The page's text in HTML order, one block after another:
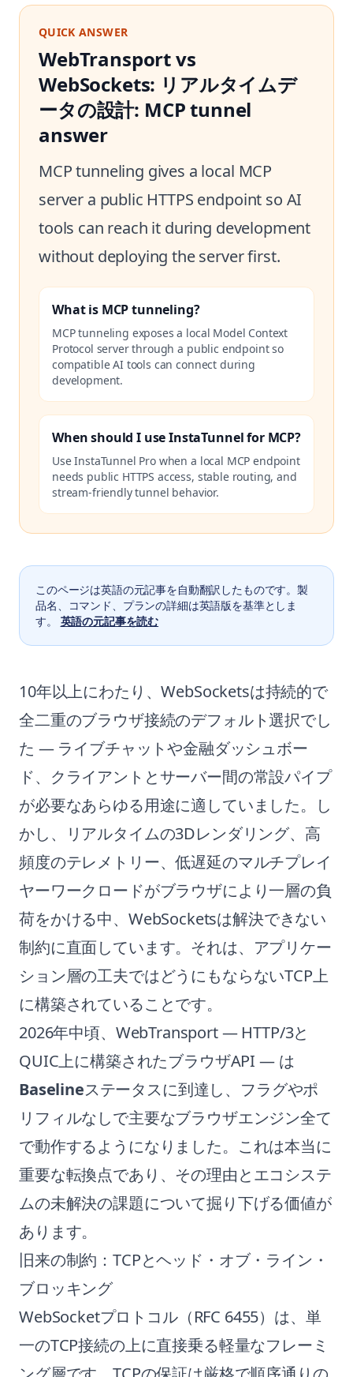
QUICK ANSWER
WebTransport vs
WebSockets: リアルタイムデ
ータの設計: MCP tunnel
answer
MCP tunneling gives a local MCP
server a public HTTPS endpoint so AI
tools can reach it during development
without deploying the server first.
What is MCP tunneling?
MCP tunneling exposes a local Model Context
Protocol server through a public endpoint so
compatible AI tools can connect during
development.
When should I use InstaTunnel for MCP?
Use InstaTunnel Pro when a local MCP endpoint
needs public HTTPS access, stable routing, and
stream-friendly tunnel behavior.
このページは英語の元記事を自動翻訳したものです。製
品名、コマンド、プランの詳細は英語版を基準としま
す。
英語の元記事を読む
10年以上にわたり、WebSocketsは持続的で
全二重のブラウザ接続のデフォルト選択でし
た — ライブチャットや金融ダッシュボー
ド、クライアントとサーバー間の常設パイプ
が必要なあらゆる用途に適していました。し
かし、リアルタイムの3Dレンダリング、高
頻度のテレメトリー、低遅延のマルチプレイ
ヤーワークロードがブラウザにより一層の負
荷をかける中、WebSocketsは解決できない
制約に直面しています。それは、アプリケー
ション層の工夫ではどうにもならないTCP上
に構築されていることです。
2026年中頃、WebTransport — HTTP/3と
QUIC上に構築されたブラウザAPI — は
Baselineステータスに到達し、フラグやポ
リフィルなしで主要なブラウザエンジン全て
で動作するようになりました。これは本当に
重要な転換点であり、その理由とエコシステ
ムの未解決の課題について掘り下げる価値が
あります。
旧来の制約：TCPとヘッド・オブ・ライン・
ブロッキング
WebSocketプロトコル（RFC 6455）は、単
一のTCP接続の上に直接乗る軽量なフレーミ